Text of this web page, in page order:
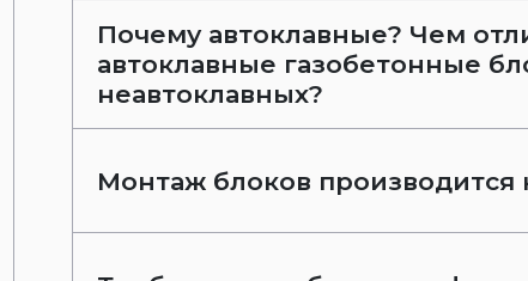
Почему автоклавные? Чем
автоклавные газобетонные
неавтоклавных?
Монтаж блоков производится